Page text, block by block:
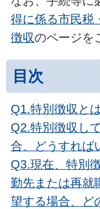
得に係る市民税
徴収のページを
目次
Q1.特別徴収と
Q2.特別徴収し
合、どうすれば
Q3.現在、特別
勤先または再就
望する場合、ど